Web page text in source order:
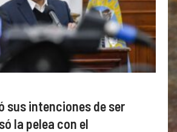
sus intenciones de ser
la pelea con el